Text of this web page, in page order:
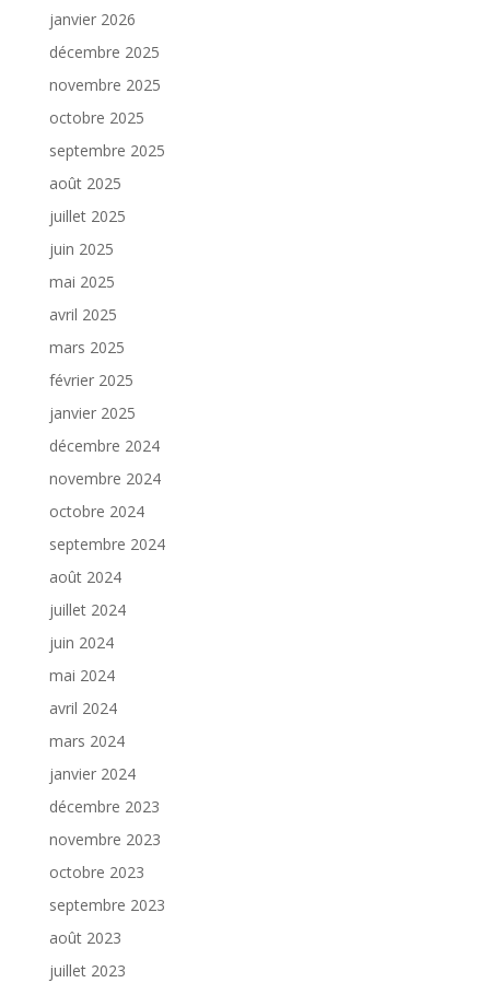
janvier 2026
décembre 2025
novembre 2025
octobre 2025
septembre 2025
août 2025
juillet 2025
juin 2025
mai 2025
avril 2025
mars 2025
février 2025
janvier 2025
décembre 2024
novembre 2024
octobre 2024
septembre 2024
août 2024
juillet 2024
juin 2024
mai 2024
avril 2024
mars 2024
janvier 2024
décembre 2023
novembre 2023
octobre 2023
septembre 2023
août 2023
juillet 2023